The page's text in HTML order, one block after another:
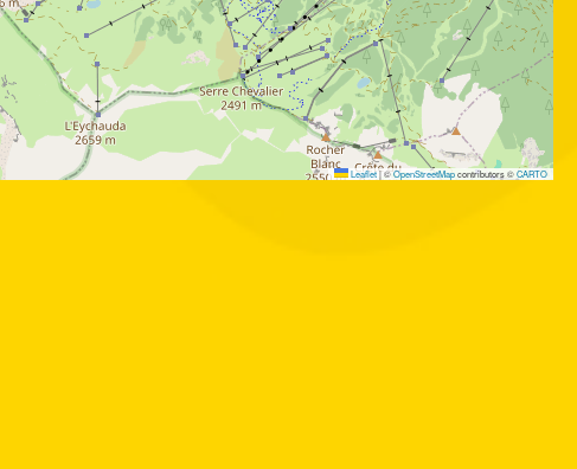
Leaflet|©OpenStreetMapcontributors ©CARTO